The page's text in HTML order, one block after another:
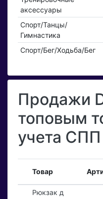
аксессуары
Спорт/Танцы/
Гимнастика
Спорт/Бег/Ходьба/Бег
Продажи
топовым
учета СПП
Товар
Рюкзак д